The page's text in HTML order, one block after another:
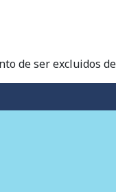
de ser excluidos